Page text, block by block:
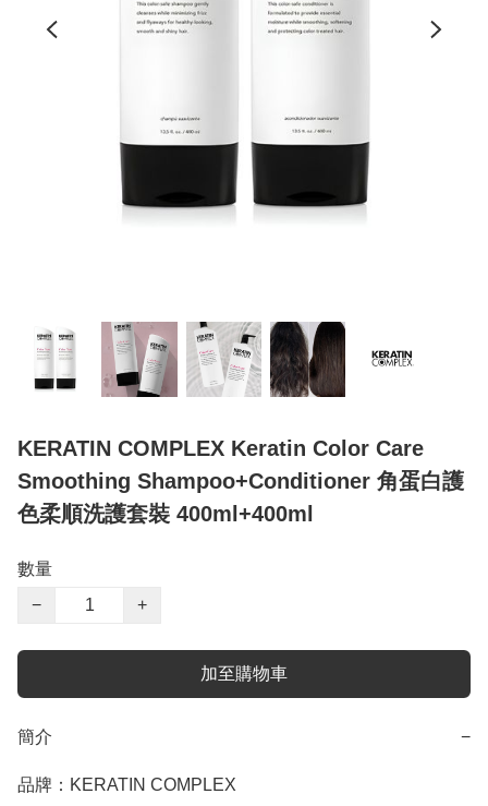
KERATIN COMPLEX Keratin Color Care
Smoothing Shampoo+Conditioner 角蛋白護
色柔順洗護套裝 400ml+400ml
數量
−
+
加至購物車
簡介 −
品牌：KERATIN COMPLEX